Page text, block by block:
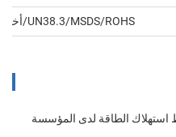
UN38.3/MSDS/ROHS/أخرى
استهلاك الطاقة لدى المؤسسة